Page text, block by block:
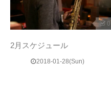
0
2月スケジュール
2018-01-28(Sun)